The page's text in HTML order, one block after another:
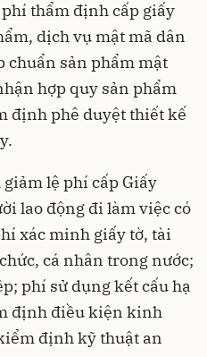
thẩm định cấp giấy
dịch vụ mật mã dân
chuẩn sản phẩm mật
hợp quy sản phẩm
định phê duyệt thiết kế
lệ phí cấp Giấy
lao động đi làm việc có
xác minh giấy tờ, tài
cá nhân trong nước;
phí sử dụng kết cấu hạ
định điều kiện kinh
định kỹ thuật an